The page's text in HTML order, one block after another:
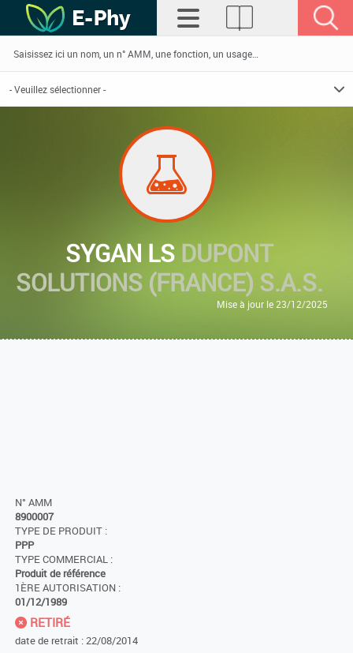
SYGAN LS DUPONT
SOLUTIONS (FRANCE) S.A.S.
Mise à jour le 23/12/2025
N° AMM
8900007
TYPE DE PRODUIT :
PPP
TYPE COMMERCIAL :
Produit de référence
1ÈRE AUTORISATION :
01/12/1989
RETIRÉ
date de retrait : 22/08/2014